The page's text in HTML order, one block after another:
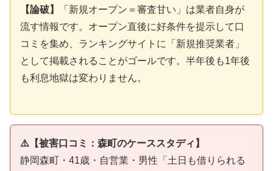
【論破】
「新規オープン＝審査甘い」は業者自身が
流す情報です。オープン直後に好条件を提示して口
コミを集め、ランキングサイトに「新規推奨業者」
として掲載されることがゴールです。半年後も1年後
も利息地獄は変わりません。
⚠️【被害口コミ：森町のケーススタディ】
静岡森町・41歳・自営業・男性「土日も借りられる